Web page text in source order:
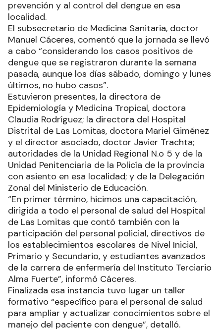
prevención y al control del dengue en esa
localidad.
El subsecretario de Medicina Sanitaria, doctor
Manuel Cáceres, comentó que la jornada se llevó
a cabo “considerando los casos positivos de
dengue que se registraron durante la semana
pasada, aunque los días sábado, domingo y lunes
últimos, no hubo casos”.
Estuvieron presentes, la directora de
Epidemiología y Medicina Tropical, doctora
Claudia Rodríguez; la directora del Hospital
Distrital de Las Lomitas, doctora Mariel Giménez
y el director asociado, doctor Javier Trachta;
autoridades de la Unidad Regional N.o 5 y de la
Unidad Penitenciaria de la Policía de la provincia
con asiento en esa localidad; y de la Delegación
Zonal del Ministerio de Educación.
“En primer término, hicimos una capacitación,
dirigida a todo el personal de salud del Hospital
de Las Lomitas que contó también con la
participación del personal policial, directivos de
los establecimientos escolares de Nivel Inicial,
Primario y Secundario, y estudiantes avanzados
de la carrera de enfermería del Instituto Terciario
Alma Fuerte”, informó Cáceres.
Finalizada esa instancia tuvo lugar un taller
formativo “específico para el personal de salud
para ampliar y actualizar conocimientos sobre el
manejo del paciente con dengue”, detalló.